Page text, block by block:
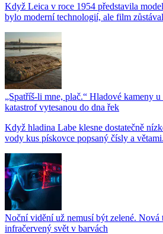
Když Leica v roce 1954 představila
bylo moderní technologií, ale film
„Spatříš-li mne, plač.“ Hladové kameny
katastrof vytesanou do dna řek
Když hladina Labe klesne dostatečně
vody kus pískovce popsaný čísly a
Noční vidění už nemusí být zelené. Nová
infračervený svět v barvách